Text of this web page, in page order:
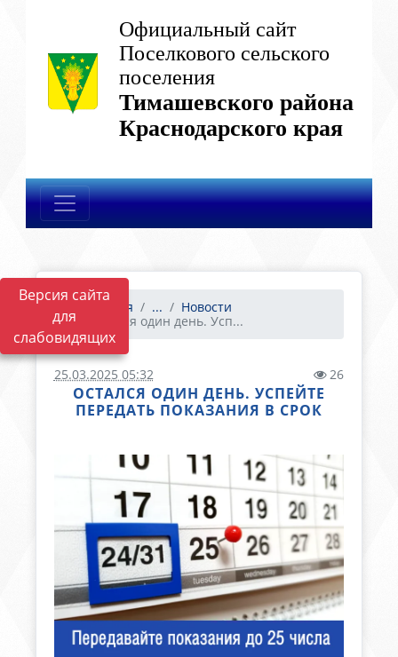
Версия сайта
для
слабовидящих
Официальный сайт
Поселкового сельского
поселения
Тимашевского района
Краснодарского края
Главная ...
Новости
Остался один день. Усп...
25.03.2025 05:32 26
ОСТАЛСЯ ОДИН ДЕНЬ. УСПЕЙТЕ
ПЕРЕДАТЬ ПОКАЗАНИЯ В СРОК